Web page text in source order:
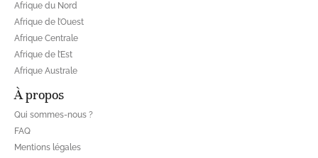
Afrique du Nord
Afrique de l’Ouest
Afrique Centrale
Afrique de l’Est
Afrique Australe
À propos
Qui sommes-nous ?
FAQ
Mentions légales